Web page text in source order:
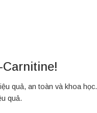
quả, an toàn và khoa học.
quả.